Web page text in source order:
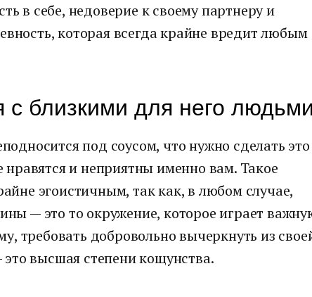
в себе, недоверие к своему партнеру и
которая всегда крайне вредит любым
близкими для него людьми
под соусом, что нужно сделать это
и неприятны именно вам. Такое
эгоистичным, так как, в любом случае,
— это то окружение, которое играет
требовать добровольно вычеркнуть из
высшая степени кощунства.